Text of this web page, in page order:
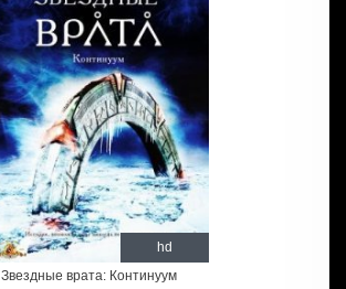
hd
Звездные врата: Континуум